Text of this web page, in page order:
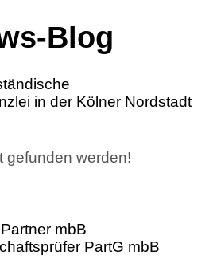
Blog
in der Kölner Nordstadt
gefunden werden!
mbB
PartG mbB